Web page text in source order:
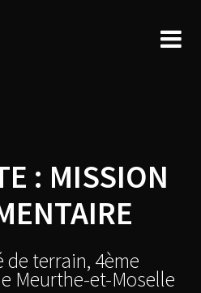
: MISSION
de terrain, 4ème
Meurthe-et-Moselle